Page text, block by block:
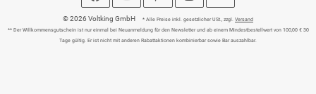
© 2026 Voltking GmbH * Alle Preise inkl. gesetzlicher USt., zzgl. Versand
** Der Willkommensgutschein ist nur einmal bei Neuanmeldung für den Newsletter und ab einem Mindestbestellwert von 100,00 € 30
Tage gültig. Er ist nicht mit anderen Rabattaktionen kombinierbar sowie Bar auszahlbar.